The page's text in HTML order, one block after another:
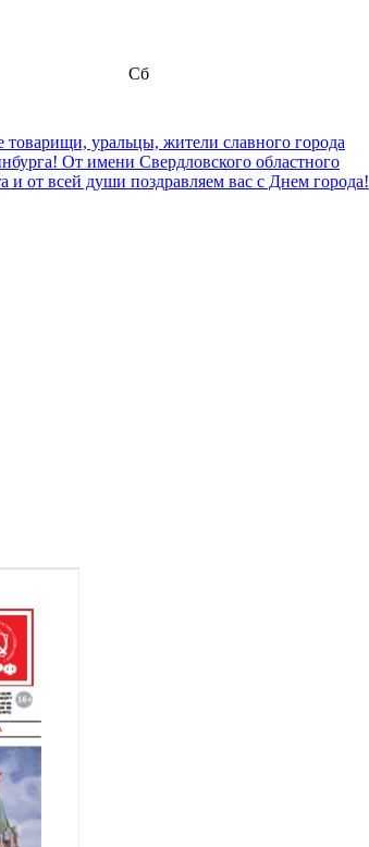
Сб
товарищи, уральцы, жители славного города
От имени Свердловского областного
и от всей души поздравляем вас с Днем города!